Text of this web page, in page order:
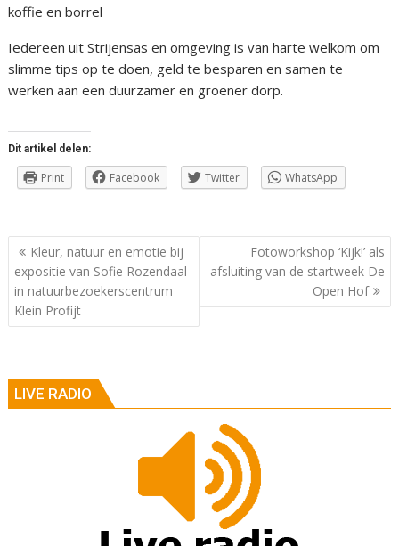
koffie en borrel
Iedereen uit Strijensas en omgeving is van harte welkom om
slimme tips op te doen, geld te besparen en samen te
werken aan een duurzamer en groener dorp.
Dit artikel delen:
Print Facebook Twitter WhatsApp
Berichtnavigatie
Kleur, natuur en emotie bij
expositie van Sofie Rozendaal
in natuurbezoekerscentrum
Klein Profijt
Fotoworkshop ‘Kijk!’ als
afsluiting van de startweek De
Open Hof
LIVE RADIO